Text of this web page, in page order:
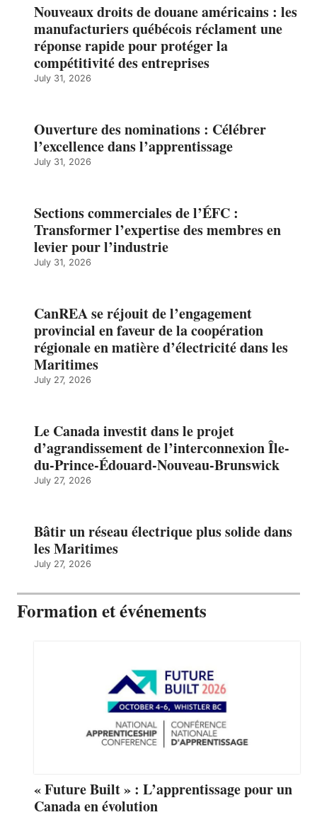
Nouveaux droits de douane américains : les
manufacturiers québécois réclament une
réponse rapide pour protéger la
compétitivité des entreprises
July 31, 2026
Ouverture des nominations : Célébrer
l’excellence dans l’apprentissage
July 31, 2026
Sections commerciales de l’ÉFC :
Transformer l’expertise des membres en
levier pour l’industrie
July 31, 2026
CanREA se réjouit de l’engagement
provincial en faveur de la coopération
régionale en matière d’électricité dans les
Maritimes
July 27, 2026
Le Canada investit dans le projet
d’agrandissement de l’interconnexion Île-
du-Prince-Édouard-Nouveau-Brunswick
July 27, 2026
Bâtir un réseau électrique plus solide dans
les Maritimes
July 27, 2026
Formation et événements
« Future Built » : L’apprentissage pour un
Canada en évolution